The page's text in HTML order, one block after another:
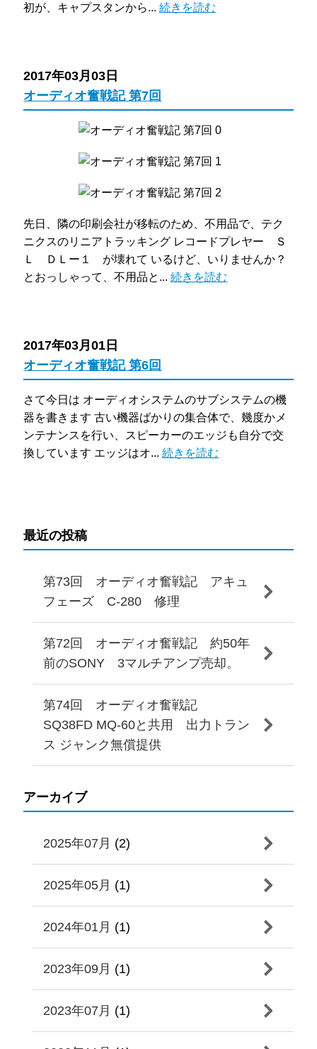
初が、キャプスタンから...続きを読む
2017年03月03日
オーディオ奮戦記 第7回
先日、隣の印刷会社が移転のため、不用品で、テク
ニクスのリニアトラッキング レコードプレヤー Ｓ
Ｌ ＤＬー１ が壊れて いるけど、いりませんか？
とおっしゃって、不用品と...続きを読む
2017年03月01日
オーディオ奮戦記 第6回
さて今日は オーディオシステムのサブシステムの機
器を書きます 古い機器ばかりの集合体で、幾度かメ
ンテナンスを行い、スピーカーのエッジも自分で交
換しています エッジはオ...続きを読む
最近の投稿
第73回 オーディオ奮戦記 アキュ
フェーズ C-280 修理
第72回 オーディオ奮戦記 約50年
前のSONY 3マルチアンプ売却。
第74回 オーディオ奮戦記
SQ38FD MQ-60と共用 出力トラン
ス ジャンク無償提供
アーカイブ
2025年07月 (2)
2025年05月 (1)
2024年01月 (1)
2023年09月 (1)
2023年07月 (1)